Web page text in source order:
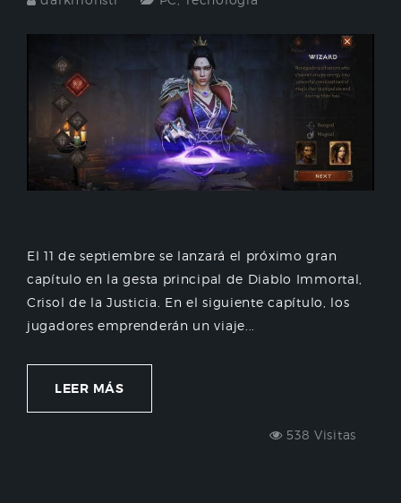
El 11 de septiembre se lanzará el próximo gran
capítulo en la gesta principal de Diablo Immortal,
Crisol de la Justicia. En el siguiente capítulo, los
jugadores emprenderán un viaje...
LEER MÁS
538 Visitas